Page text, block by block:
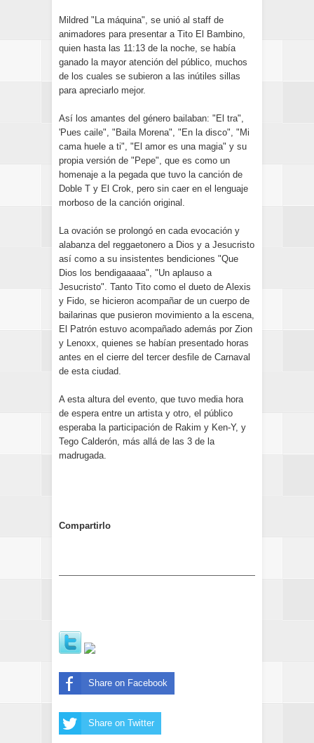
Mildred "La máquina", se unió al staff de
animadores para presentar a Tito El Bambino,
quien hasta las 11:13 de la noche, se había
ganado la mayor atención del público, muchos
de los cuales se subieron a las inútiles sillas
para apreciarlo mejor.
Así los amantes del género bailaban: "El tra",
'Pues caile", "Baila Morena", "En la disco", "Mi
cama huele a ti", "El amor es una magia" y su
propia versión de "Pepe", que es como un
homenaje a la pegada que tuvo la canción de
Doble T y El Crok, pero sin caer en el lenguaje
morboso de la canción original.
La ovación se prolongó en cada evocación y
alabanza del reggaetonero a Dios y a Jesucristo
así como a su insistentes bendiciones "Que
Dios los bendigaaaaa", "Un aplauso a
Jesucristo". Tanto Tito como el dueto de Alexis
y Fido, se hicieron acompañar de un cuerpo de
bailarinas que pusieron movimiento a la escena,
El Patrón estuvo acompañado además por Zion
y Lenoxx, quienes se habían presentado horas
antes en el cierre del tercer desfile de Carnaval
de esta ciudad.
A esta altura del evento, que tuvo media hora
de espera entre un artista y otro, el público
esperaba la participación de Rakim y Ken-Y, y
Tego Calderón, más allá de las 3 de la
madrugada.
Compartirlo
Share on Facebook
Share on Twitter